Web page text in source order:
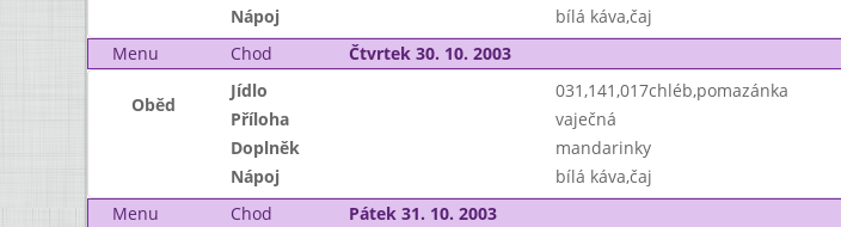
Nápoj
bílá káva,čaj
Menu
Chod Čtvrtek 30. 10. 2003
Oběd
Jídlo
031,141,017chléb,pomazánka
Příloha
vaječná
Doplněk
mandarinky
Nápoj
bílá káva,čaj
Menu
Chod Pátek 31. 10. 2003